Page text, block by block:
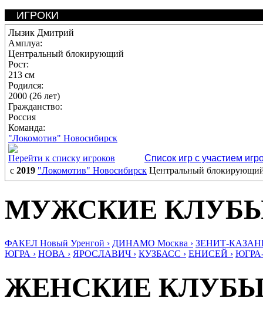
ИГРОКИ
Лызик Дмитрий
Амплуа:
Центральный блокирующий
Рост:
213 см
Родился:
2000 (26 лет)
Гражданство:
Россия
Команда:
"Локомотив" Новосибирск
Перейти к списку игроков
Список игр с участием
с 2019 "Локомотив" Новосибирск Центральный
МУЖСКИЕ
ФАКЕЛ Новый Уренгой › ДИНАМО Москва › ЗЕНИТ-
ЮГРА › НОВА › ЯРОСЛАВИЧ › КУЗБАСС › ЕНИСЕЙ ›
ЖЕНСКИЕ